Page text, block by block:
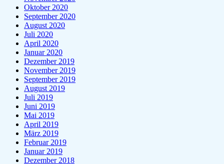
Oktober 2020
September 2020
August 2020
Juli 2020
April 2020
Januar 2020
Dezember 2019
November 2019
September 2019
August 2019
Juli 2019
Juni 2019
Mai 2019
April 2019
März 2019
Februar 2019
Januar 2019
Dezember 2018